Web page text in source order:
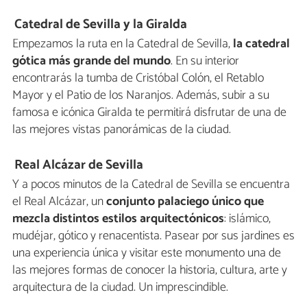
Catedral de Sevilla y la Giralda
Empezamos la ruta en la Catedral de Sevilla,la catedral
gótica más grande del mundo. En su interior
encontrarás la tumba de Cristóbal Colón, el Retablo
Mayor y el Patio de los Naranjos. Además, subir a su
famosa e icónica Giralda te permitirá disfrutar de una de
las mejores vistas panorámicas de la ciudad.
Real Alcázar de Sevilla
Y a pocos minutos de la Catedral de Sevilla se encuentra
el Real Alcázar, unconjunto palaciego único que
mezcla distintos estilos arquitectónicos: islámico,
mudéjar, gótico y renacentista. Pasear por sus jardines es
una experiencia única y visitar este monumento una de
las mejores formas de conocer la historia, cultura, arte y
arquitectura de la ciudad. Un imprescindible.